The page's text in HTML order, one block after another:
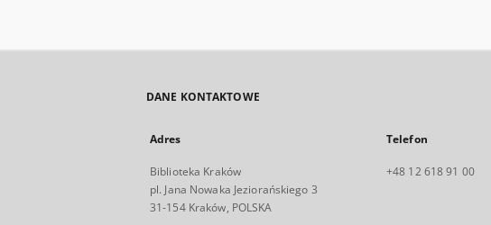
DANE KONTAKTOWE
Adres
Biblioteka Kraków
pl. Jana Nowaka Jeziorańskiego 3
31-154 Kraków, POLSKA
Telefon
+48 12 618 91 00